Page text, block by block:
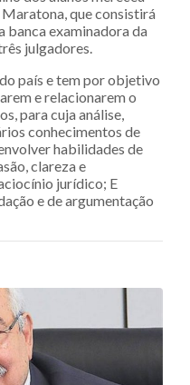
que consistirá
banca examinadora da
julgadores.
país e tem por objetivo
e relacionarem o
para cuja análise,
conhecimentos de
habilidades de
clareza e
jurídico; E
e de argumentação
posts